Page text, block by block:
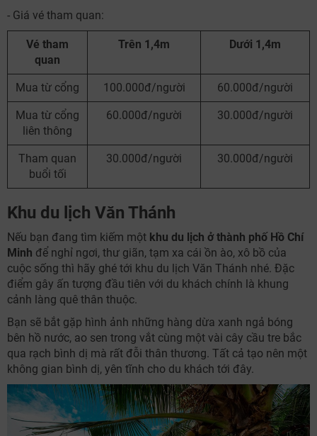
- Giá vé tham quan:
Vé tham
quan
Trên 1,4m Dưới 1,4m
Mua từ cổng 100.000đ/người 60.000đ/người
Mua từ cổng
liên thông
60.000đ/người 30.000đ/người
Tham quan
buổi tối
30.000đ/người 30.000đ/người
Khu du lịch Văn Thánh
Nếu bạn đang tìm kiếm một khu du lịch ở thành phố Hồ Chí
Minh để nghỉ ngơi, thư giãn, tạm xa cái ồn ào, xô bồ của
cuộc sống thì hãy ghé tới khu du lịch Văn Thánh nhé. Đặc
điểm gây ấn tượng đầu tiên với du khách chính là khung
cảnh làng quê thân thuộc.
Bạn sẽ bắt gặp hình ảnh những hàng dừa xanh ngả bóng
bên hồ nước, ao sen trong vắt cùng một vài cây cầu tre bắc
qua rạch bình dị mà rất đỗi thân thương. Tất cả tạo nên một
không gian bình dị, yên tĩnh cho du khách tới đây.